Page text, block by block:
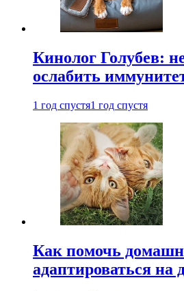
Кинолог Голубев:
ослабить
1 год спустя1 год спустя
Как помочь
адаптироваться на